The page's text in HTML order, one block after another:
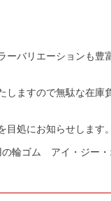
ーバリエーションも豊
ますので無駄な在庫
処にお知らせします。
の輪ゴム アイ・ジー